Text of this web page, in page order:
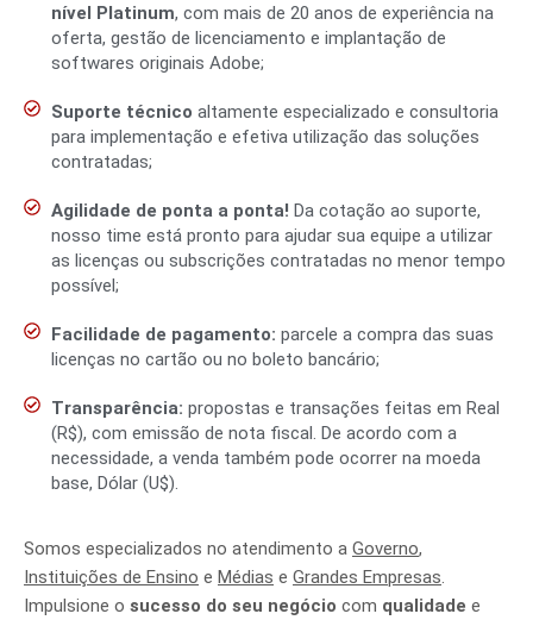
nível Platinum, com mais de 20 anos de experiência na
oferta, gestão de licenciamento e implantação de
softwares originais Adobe;
Suporte técnico altamente especializado e consultoria
para implementação e efetiva utilização das soluções
contratadas;
Agilidade de ponta a ponta! Da cotação ao suporte,
nosso time está pronto para ajudar sua equipe a utilizar
as licenças ou subscrições contratadas no menor tempo
possível;
Facilidade de pagamento: parcele a compra das suas
licenças no cartão ou no boleto bancário;
Transparência: propostas e transações feitas em Real
(R$), com emissão de nota fiscal. De acordo com a
necessidade, a venda também pode ocorrer na moeda
base, Dólar (U$).
Somos especializados no atendimento a Governo,
Instituições de Ensino e Médias e Grandes Empresas.
Impulsione o sucesso do seu negócio com qualidade e